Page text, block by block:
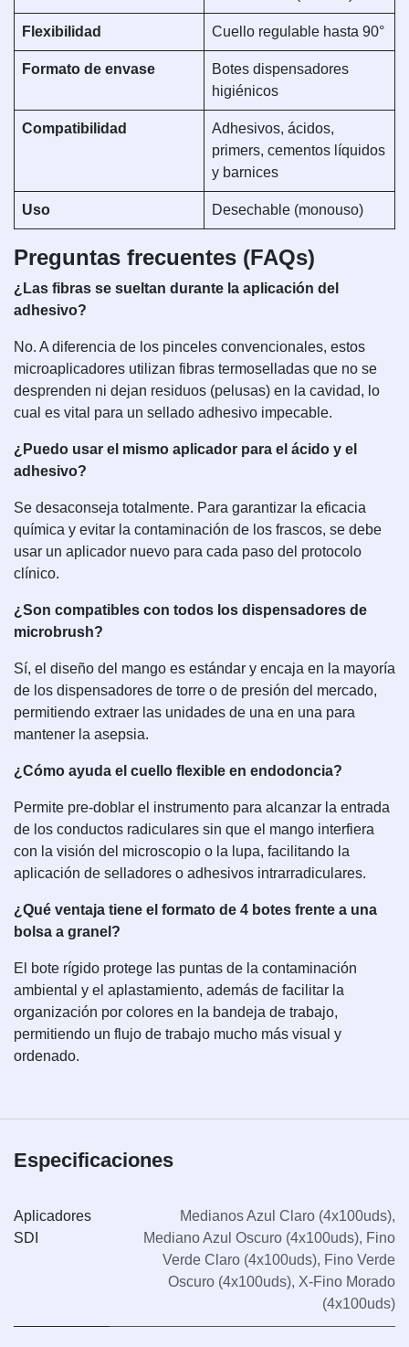
Flexibilidad Cuello regulable hasta 90°
Formato de envase
Botes dispensadores
higiénicos
Compatibilidad
Adhesivos, ácidos,
primers, cementos líquidos
y barnices
Uso Desechable (monouso)
Preguntas frecuentes (FAQs)
¿Las fibras se sueltan durante la aplicación del
adhesivo?
No. A diferencia de los pinceles convencionales, estos
microaplicadores utilizan fibras termoselladas que no se
desprenden ni dejan residuos (pelusas) en la cavidad, lo
cual es vital para un sellado adhesivo impecable.
¿Puedo usar el mismo aplicador para el ácido y el
adhesivo?
Se desaconseja totalmente. Para garantizar la eficacia
química y evitar la contaminación de los frascos, se debe
usar un aplicador nuevo para cada paso del protocolo
clínico.
¿Son compatibles con todos los dispensadores de
microbrush?
Sí, el diseño del mango es estándar y encaja en la mayoría
de los dispensadores de torre o de presión del mercado,
permitiendo extraer las unidades de una en una para
mantener la asepsia.
¿Cómo ayuda el cuello flexible en endodoncia?
Permite pre-doblar el instrumento para alcanzar la entrada
de los conductos radiculares sin que el mango interfiera
con la visión del microscopio o la lupa, facilitando la
aplicación de selladores o adhesivos intrarradiculares.
¿Qué ventaja tiene el formato de 4 botes frente a una
bolsa a granel?
El bote rígido protege las puntas de la contaminación
ambiental y el aplastamiento, además de facilitar la
organización por colores en la bandeja de trabajo,
permitiendo un flujo de trabajo mucho más visual y
ordenado.
Especificaciones
Aplicadores
SDI
Medianos Azul Claro (4x100uds),
Mediano Azul Oscuro (4x100uds), Fino
Verde Claro (4x100uds), Fino Verde
Oscuro (4x100uds), X-Fino Morado
(4x100uds)